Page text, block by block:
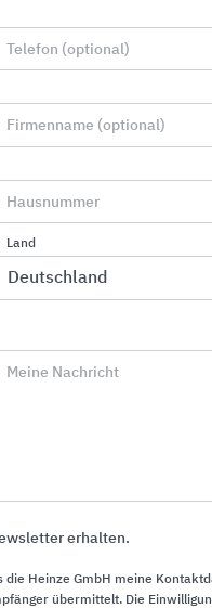
OBO
Telefon (optional)
Firmenname (optional)
Hausnummer
Land
Meine Nachricht
erhalten.
Heinze GmbH meine
übermittelt. Die